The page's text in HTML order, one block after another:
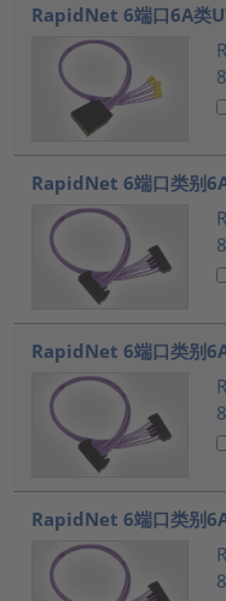
RapidNet 6端口6A类
RapidNet 6端口类别
RapidNet 6端口类别
RapidNet 6端口类别